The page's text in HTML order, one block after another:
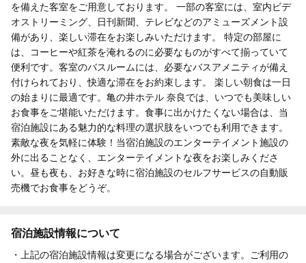
を備えた客室をご用意しております。 一部の客室には、室内ビデ
オストリーミング、日刊新聞、テレビなどのアミューズメント設
備があり、楽しい滞在をお楽しみいただけます。 特定の部屋に
は、コーヒーや紅茶を淹れるのに必要なものがすべて揃っていて
便利です。客室のバスルームには、必要なバスアメニティが備え
付けられており、快適な滞在をお約束します。 楽しい朝食は一日
の始まりに最適です。亀の井ホテル 奈良では、いつでも美味しい
お食事をご堪能いただけます。食事に出かけたくない場合は、当
宿泊施設にある魅力的な料理の選択肢をいつでも利用できます。
素敵な夜を気軽に体験！当宿泊施設のエンターテイメント施設の
外に出ることなく、エンターテイメントな夜をお楽しみくださ
い。昼も夜も、お好きな時に宿泊施設のセルフサービスの自動販
売機でお食事をどうぞ。
宿泊施設情報について
・上記の宿泊施設情報は変更になる場合がございます。ご利用の